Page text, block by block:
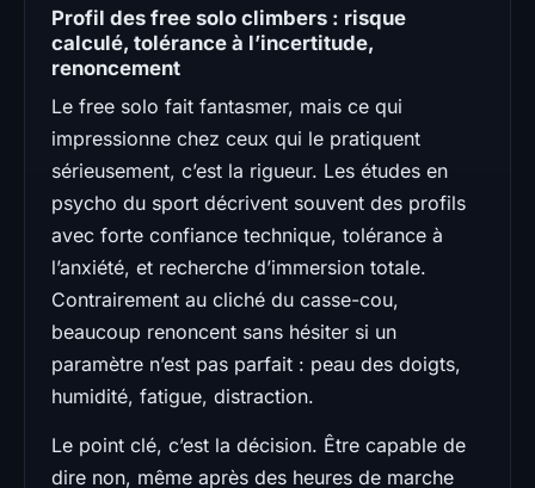
Profil des free solo climbers : risque
calculé, tolérance à l’incertitude,
renoncement
Le free solo fait fantasmer, mais ce qui
impressionne chez ceux qui le pratiquent
sérieusement, c’est la rigueur. Les études en
psycho du sport décrivent souvent des profils
avec forte confiance technique, tolérance à
l’anxiété, et recherche d’immersion totale.
Contrairement au cliché du casse-cou,
beaucoup renoncent sans hésiter si un
paramètre n’est pas parfait : peau des doigts,
humidité, fatigue, distraction.
Le point clé, c’est la décision. Être capable de
dire non, même après des heures de marche